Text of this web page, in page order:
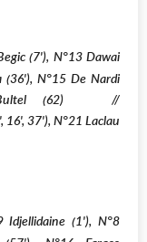
(7'), N°13 Dawai
(36'), N°15 De Nardi
Bultel (62) //
16', 37'), N°21 Laclau
Idjellidaine (1'), N°8